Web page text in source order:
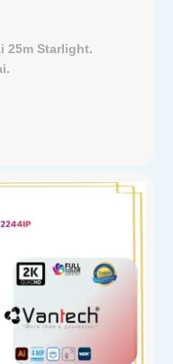
25m Starlight.